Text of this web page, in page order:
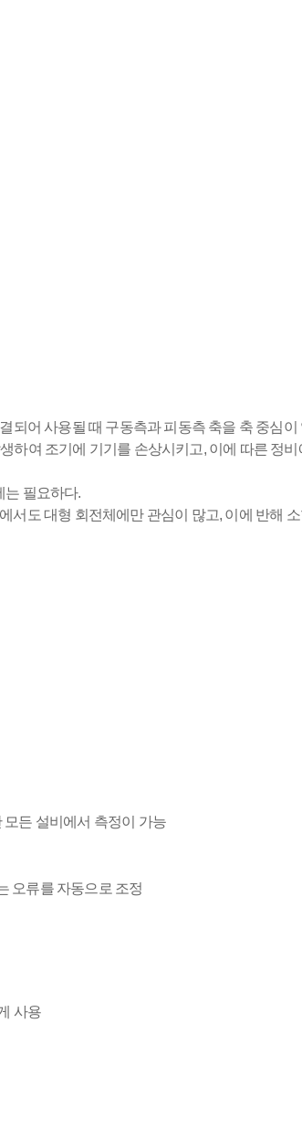
어 사용될 때 구동측과 피동측 축을 축 중심
하여 조기에 기기를 손상시키고, 이에 따른 정
는 필요하다.
도 대형 회전체에만 관심이 많고, 이에 반해
든 설비에서 측정이 가능
오류를 자동으로 조정
사용